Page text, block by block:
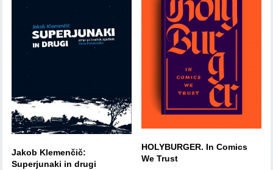
Jakob Klemenčič:
Superjunaki in drugi
HOLYBURGER. In Comics
We Trust